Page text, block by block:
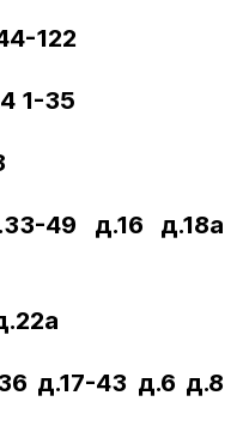
122
1-35
49 д.16 д.18а
д.17-43 д.6 д.8